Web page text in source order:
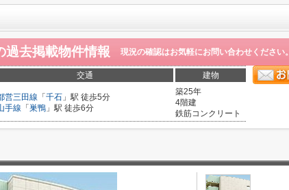
過去掲載物件情報 現況の確認はお気軽にお問い合わせください。
交通 建物
営三田線 「 千石 」駅 徒歩5分
手線 「 巣鴨 」駅 徒歩6分
築25年
4階建
鉄筋コンクリート